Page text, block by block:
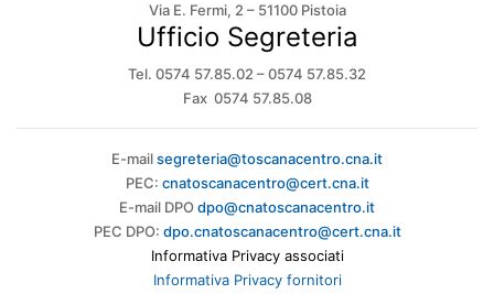
Via E. Fermi, 2 – 51100 Pistoia
Ufficio Segreteria
Tel. 0574 57.85.02 – 0574 57.85.32
Fax 0574 57.85.08
E-mailsegreteria@toscanacentro.cna.it
PEC: cnatoscanacentro@cert.cna.it
E-mail DPOdpo@cnatoscanacentro.it
PEC DPO: dpo.cnatoscanacentro@cert.cna.it
Informativa Privacy associati
Informativa Privacy fornitori